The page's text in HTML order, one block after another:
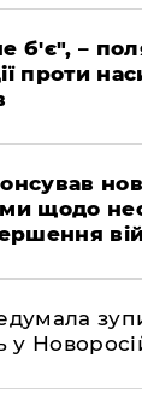
б'є", –
проти
щодо
у